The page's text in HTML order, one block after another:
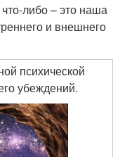
либо – это наша
и внешнего
психической
убеждений.